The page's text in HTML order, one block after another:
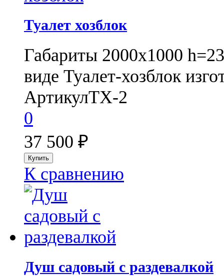
Туалет хозблок
Габариты 2000х1000
виде Туалет-хозблок
АртикулТХ-2
0
37 500 ₽
К сравнению
Душ садовый с раздевалкой